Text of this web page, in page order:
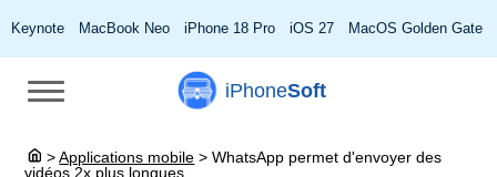
Keynote MacBook Neo iPhone 18 Pro iOS 27 MacOS Golden Gate
iPhoneSoft
> Applications mobile > WhatsApp permet d'envoyer des
vidéos 2x plus longues